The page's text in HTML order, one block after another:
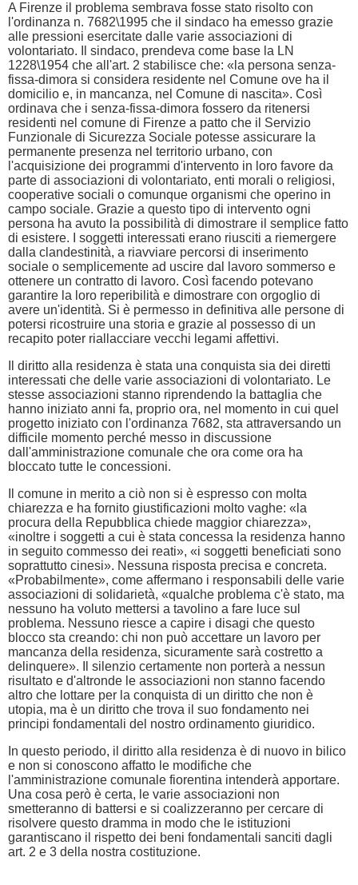
A Firenze il problema sembrava fosse stato risolto con
l'ordinanza n. 7682\1995 che il sindaco ha emesso grazie
alle pressioni esercitate dalle varie associazioni di
volontariato. Il sindaco, prendeva come base la LN
1228\1954 che all'art. 2 stabilisce che: «la persona senza-
fissa-dimora si considera residente nel Comune ove ha il
domicilio e, in mancanza, nel Comune di nascita». Così
ordinava che i senza-fissa-dimora fossero da ritenersi
residenti nel comune di Firenze a patto che il Servizio
Funzionale di Sicurezza Sociale potesse assicurare la
permanente presenza nel territorio urbano, con
l'acquisizione dei programmi d'intervento in loro favore da
parte di associazioni di volontariato, enti morali o religiosi,
cooperative sociali o comunque organismi che operino in
campo sociale. Grazie a questo tipo di intervento ogni
persona ha avuto la possibilità di dimostrare il semplice fatto
di esistere. I soggetti interessati erano riusciti a riemergere
dalla clandestinità, a riavviare percorsi di inserimento
sociale o semplicemente ad uscire dal lavoro sommerso e
ottenere un contratto di lavoro. Così facendo potevano
garantire la loro reperibilità e dimostrare con orgoglio di
avere un'identità. Si è permesso in definitiva alle persone di
potersi ricostruire una storia e grazie al possesso di un
recapito poter riallacciare vecchi legami affettivi.
Il diritto alla residenza è stata una conquista sia dei diretti
interessati che delle varie associazioni di volontariato. Le
stesse associazioni stanno riprendendo la battaglia che
hanno iniziato anni fa, proprio ora, nel momento in cui quel
progetto iniziato con l'ordinanza 7682, sta attraversando un
difficile momento perché messo in discussione
dall'amministrazione comunale che ora come ora ha
bloccato tutte le concessioni.
Il comune in merito a ciò non si è espresso con molta
chiarezza e ha fornito giustificazioni molto vaghe: «la
procura della Repubblica chiede maggior chiarezza»,
«inoltre i soggetti a cui è stata concessa la residenza hanno
in seguito commesso dei reati», «i soggetti beneficiati sono
soprattutto cinesi». Nessuna risposta precisa e concreta.
«Probabilmente», come affermano i responsabili delle varie
associazioni di solidarietà, «qualche problema c'è stato, ma
nessuno ha voluto mettersi a tavolino a fare luce sul
problema. Nessuno riesce a capire i disagi che questo
blocco sta creando: chi non può accettare un lavoro per
mancanza della residenza, sicuramente sarà costretto a
delinquere». Il silenzio certamente non porterà a nessun
risultato e d'altronde le associazioni non stanno facendo
altro che lottare per la conquista di un diritto che non è
utopia, ma è un diritto che trova il suo fondamento nei
principi fondamentali del nostro ordinamento giuridico.
In questo periodo, il diritto alla residenza è di nuovo in bilico
e non si conoscono affatto le modifiche che
l'amministrazione comunale fiorentina intenderà apportare.
Una cosa però è certa, le varie associazioni non
smetteranno di battersi e si coalizzeranno per cercare di
risolvere questo dramma in modo che le istituzioni
garantiscano il rispetto dei beni fondamentali sanciti dagli
art. 2 e 3 della nostra costituzione.